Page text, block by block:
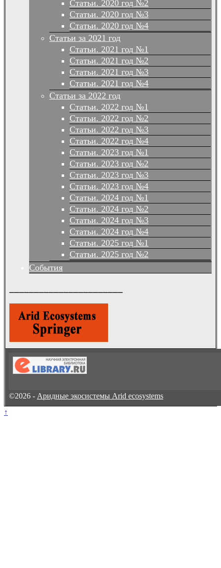
Статьи. 2020 год №2
Статьи. 2020 год №3
Статьи. 2020 год №4
Статьи за 2021 год
Статьи. 2021 год №1
Статьи. 2021 год №2
Статьи. 2021 год №3
Статьи. 2021 год №4
Статьи за 2022 год
Статьи. 2022 год №1
Статьи. 2022 год №2
Статьи. 2022 год №3
Статьи. 2022 год №4
Статьи. 2023 год №1
Статьи. 2023 год №2
Статьи. 2023 год №3
Статьи. 2023 год №4
Статьи. 2024 год №1
Статьи. 2024 год №2
Статьи. 2024 год №3
Статьи. 2024 год №4
Статьи. 2025 год №1
Статьи. 2025 год №2
События
©2026 - Аридные экосистемы Arid ecosystems
↑